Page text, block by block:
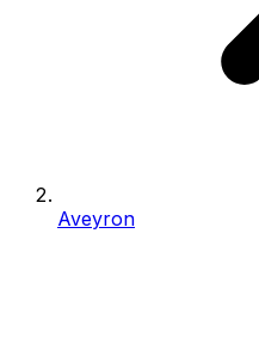
Aveyron